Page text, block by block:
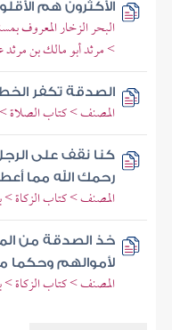
الأكثرون هم
البحر الزخار المعروف
> مرثد أبو مالك بن مرثد
الصدقة تكفر
المصنف > كتاب الصلاة >
كنا نقف على
رحمك الله مما
المصنف > كتاب الزكاة
خذ الصدقة من
لأموالهم وحكما
المصنف > كتاب الزكاة